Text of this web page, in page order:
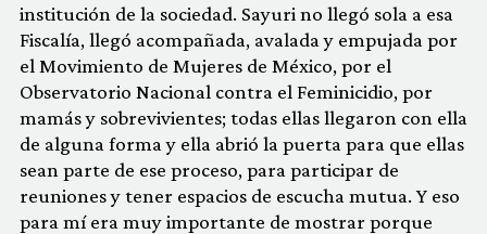
institución de la sociedad. Sayuri no llegó sola a esa
Fiscalía, llegó acompañada, avalada y empujada por
el Movimiento de Mujeres de México, por el
Observatorio Nacional contra el Feminicidio, por
mamás y sobrevivientes; todas ellas llegaron con ella
de alguna forma y ella abrió la puerta para que ellas
sean parte de ese proceso, para participar de
reuniones y tener espacios de escucha mutua. Y eso
para mí era muy importante de mostrar porque